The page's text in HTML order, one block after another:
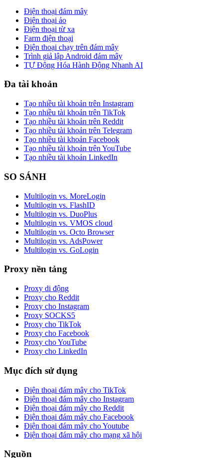
Điện thoại đám mây
Điện thoại ảo
Điện thoại từ xa
Farm điện thoại
Điện thoại chạy trên đám mây
Trình giả lập Android đám mây
TỰ Động Hóa Hành Động Nhanh AI
Đa tài khoản
Tạo nhiều tài khoản trên Instagram
Tạo nhiều tài khoản trên TikTok
Tạo nhiều tài khoản trên Reddit
Tạo nhiều tài khoản trên Telegram
Tạo nhiều tài khoản Facebook
Tạo nhiều tài khoản trên YouTube
Tạo nhiều tài khoản LinkedIn
SO SÁNH
Multilogin vs. MoreLogin
Multilogin vs. FlashID
Multilogin vs. DuoPlus
Multilogin vs. VMOS cloud
Multilogin vs. Octo Browser
Multilogin vs. AdsPower
Multilogin vs. GoLogin
Proxy nền tảng
Proxy di động
Proxy cho Reddit
Proxy cho Instagram
Proxy SOCKS5
Proxy cho TikTok
Proxy cho Facebook
Proxy cho YouTube
Proxy cho LinkedIn
Mục đích sử dụng
Điện thoại đám mây cho TikTok
Điện thoại đám mây cho Instagram
Điện thoại đám mây cho Reddit
Điện thoại đám mây cho Facebook
Điện thoại đám mây cho Youtube
Điện thoại đám mây cho mạng xã hội
Nguồn